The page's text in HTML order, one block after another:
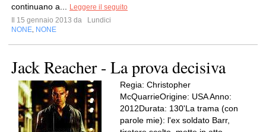
continuano a...
Leggere il seguito
Il 15 gennaio 2013 da
Lundici
NONE NONE
Jack Reacher - La prova decisiva
Regia: Christopher
McQuarrieOrigine: USA Anno:
2012Durata: 130'La trama (con
parole mie): l'ex soldato Barr,